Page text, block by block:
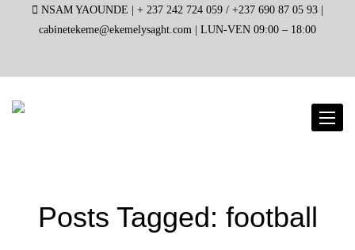
NSAM YAOUNDE | + 237 242 724 059 / +237 690 87 05 93 |
cabinetekeme@ekemelysaght.com | LUN-VEN 09:00 – 18:00
Posts Tagged: football